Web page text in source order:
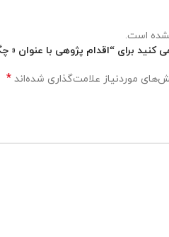
است.
کنید برای “اقدام پژوهی با عنوان
موردنیاز علامت‌گذاری شده‌اند *